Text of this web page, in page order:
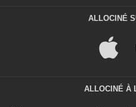
ALLOCINÉ
ALLOCINÉ À